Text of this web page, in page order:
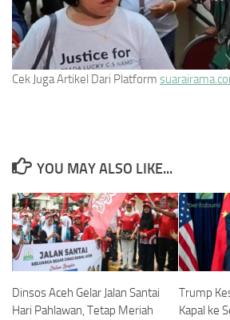
Cek Juga Artikel Dari Platform
YOU MAY ALSO LIKE...
Dinsos Aceh Gelar Jalan Santai
Hari Pahlawan, Tetap Meriah
Trump
Kapal ke